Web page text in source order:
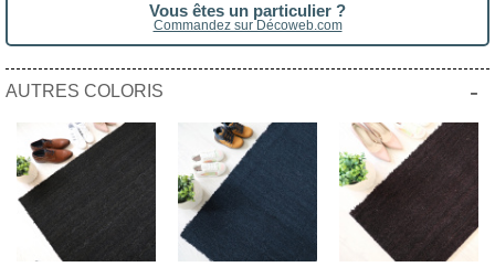
Vous êtes un particulier ?
Commandez sur Décoweb.com
AUTRES COLORIS -